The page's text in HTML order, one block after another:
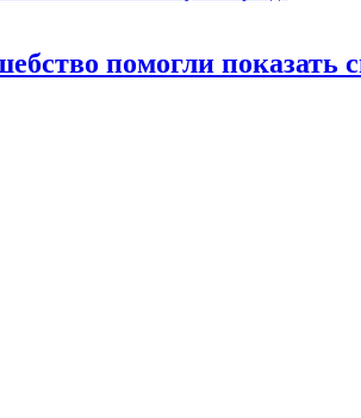
помогли показать